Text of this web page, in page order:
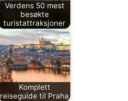
Verdens 50 mest
besøkte
turistattraksjoner
Komplett
reiseguide til Praha